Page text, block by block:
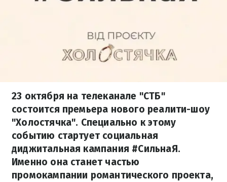
23 октября на телеканале "СТБ"
состоится премьера нового реалити-шоу
"Холостячка". Специально к этому
событию стартует социальная
диджитальная кампания #СильнаЯ.
Именно она станет частью
промокампании романтического проекта,